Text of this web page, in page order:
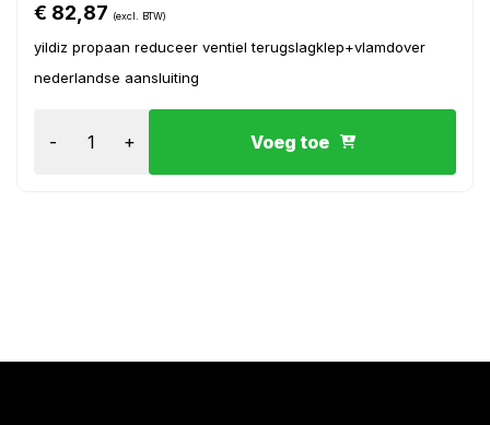
€ 82,87 (excl. BTW)
yildiz propaan reduceer ventiel terugslagklep+vlamdover
nederlandse aansluiting
- + Voeg toe